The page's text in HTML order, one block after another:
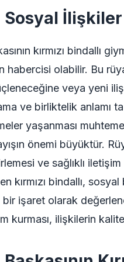
İlişkiler
kırmızı bindallı
habercisi olabilir. Bu
veya yeni
ve birliktelik anlamı
yaşanması
önemi büyüktür.
ve sağlıklı
kırmızı bindallı,
bir işaret olarak
kurması, ilişkilerin